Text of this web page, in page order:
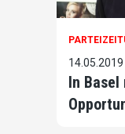
14.05.2019
In